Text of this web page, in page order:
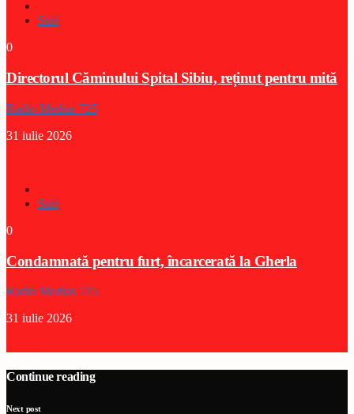
Stiri
0
Directorul Căminului Spital Sibiu, reținut pentru mită
Radio Medias 725
31 iulie 2026
Stiri
0
Condamnată pentru furt, încarcerată la Gherla
Radio Medias 725
31 iulie 2026
Continue reading
Next post